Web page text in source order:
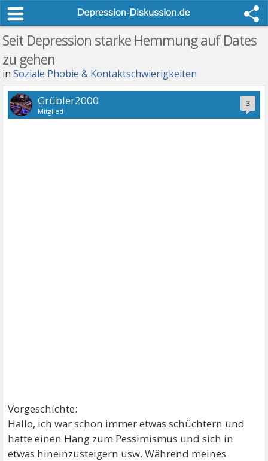
Seit Depression starke Hemmung auf Dates
zu gehen
inSoziale Phobie & Kontaktschwierigkeiten
3
Grübler2000
Mitglied
Vorgeschichte:
Hallo, ich war schon immer etwas schüchtern und
hatte einen Hang zum Pessimismus und sich in
etwas hineinzusteigern usw. Während meines